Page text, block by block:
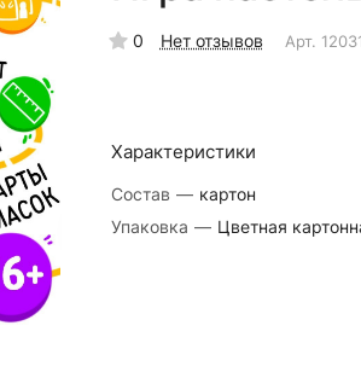
0 Нет отзывов Арт.
Характеристики
Состав — картон
Упаковка — Цветная